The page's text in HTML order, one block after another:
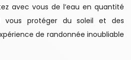
avec vous de l’eau en quantité
vous protéger du soleil et des
de randonnée inoubliable